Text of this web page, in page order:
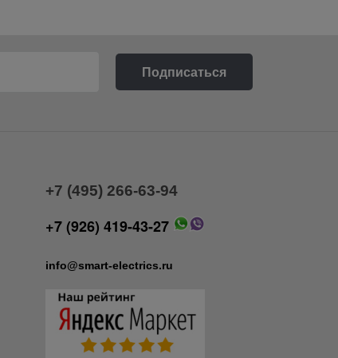
+7 (495) 266-63-94
+7 (926) 419-43-27
info@smart-electrics.ru